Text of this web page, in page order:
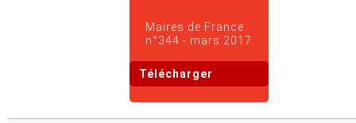
Maires de France
n°344 - mars 2017
Télécharger